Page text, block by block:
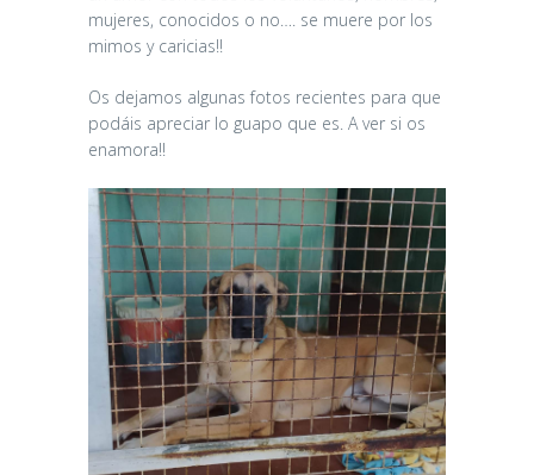
mujeres, conocidos o no…. se muere por los
mimos y caricias!!
Os dejamos algunas fotos recientes para que
podáis apreciar lo guapo que es. A ver si os
enamora!!